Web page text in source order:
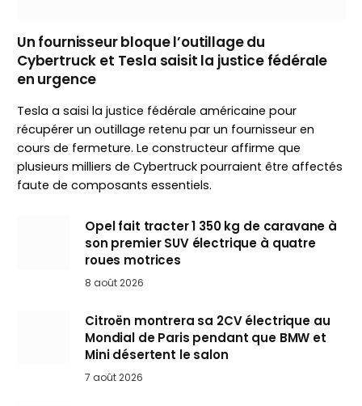
Un fournisseur bloque l’outillage du
Cybertruck et Tesla saisit la justice fédérale
en urgence
Tesla a saisi la justice fédérale américaine pour
récupérer un outillage retenu par un fournisseur en
cours de fermeture. Le constructeur affirme que
plusieurs milliers de Cybertruck pourraient être affectés
faute de composants essentiels.
Opel fait tracter 1 350 kg de caravane à
son premier SUV électrique à quatre
roues motrices
8 août 2026
Citroën montrera sa 2CV électrique au
Mondial de Paris pendant que BMW et
Mini désertent le salon
7 août 2026